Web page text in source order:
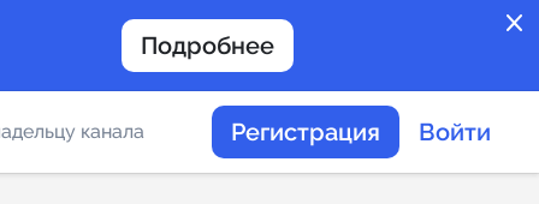
close
Подробнее
канала Регистрация Войти